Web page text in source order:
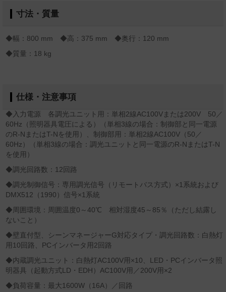
寸法・質量
◆幅：800 mm ◆高：375 mm ◆奥行：120 mm
◆質量：18 kg
仕様・注意事項
◆入力電源 各調光ユニット用：単相2線AC100Vまたは200V 50／
60Hz（照明器具電圧による）（単相3線の場合：制御部と同一電源
のR-NまたはT-Nを使用）、制御部用：単相2線AC100V（50／
60Hz）（単相3線の場合：調光ユニットと同一電源のR-NまたはT-N
を使用）
◆調光回路数：12回路
◆調光制御信号：専用調光信号（リモートバス方式）×1系統および
DMX512（1990）信号×1系統
◆周囲環境：周囲温度0～40℃ 相対湿度45～85％（ただし結露し
ないこと）
◆壁直付型、シーンマネージャーG対応タイプ・調光回路数：白熱灯
用10回路、PCインバータ用2回路
◆内蔵調光ユニット：白熱灯AC100V用×10、LED・PCインバータ照
明器具（起動方式LD・EDH）AC100V用／200V用×2
◆負荷容量：最大1600W（16A）／回路